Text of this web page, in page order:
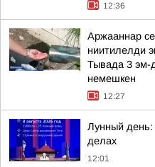
12:36
Аржааннар
ниитилелди
Тывада 3 эм-
немешкен
12:27
Лунный день:
делах
12:01